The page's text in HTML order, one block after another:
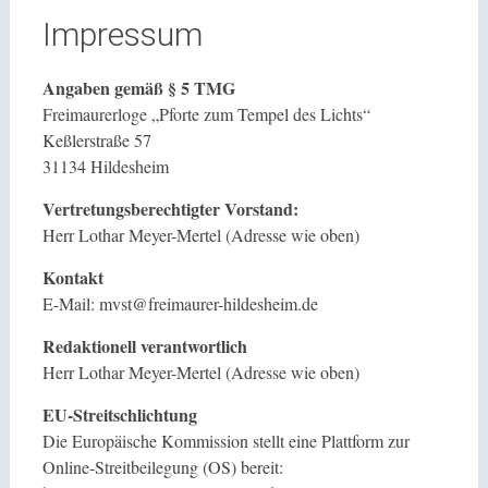
Impressum
Angaben gemäß § 5 TMG
Freimaurerloge „Pforte zum Tempel des Lichts“
Keßlerstraße 57
31134 Hildesheim
Vertretungsberechtigter Vorstand:
Herr Lothar Meyer-Mertel (Adresse wie oben)
Kontakt
E-Mail: mvst@freimaurer-hildesheim.de
Redaktionell verantwortlich
Herr Lothar Meyer-Mertel (Adresse wie oben)
EU-Streitschlichtung
Die Europäische Kommission stellt eine Plattform zur
Online-Streitbeilegung (OS) bereit: